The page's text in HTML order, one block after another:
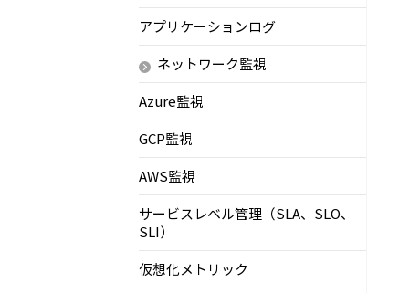
アプリケーションログ
ネットワーク監視
Azure監視
GCP監視
AWS監視
サービスレベル管理（SLA、SLO、
SLI）
仮想化メトリック